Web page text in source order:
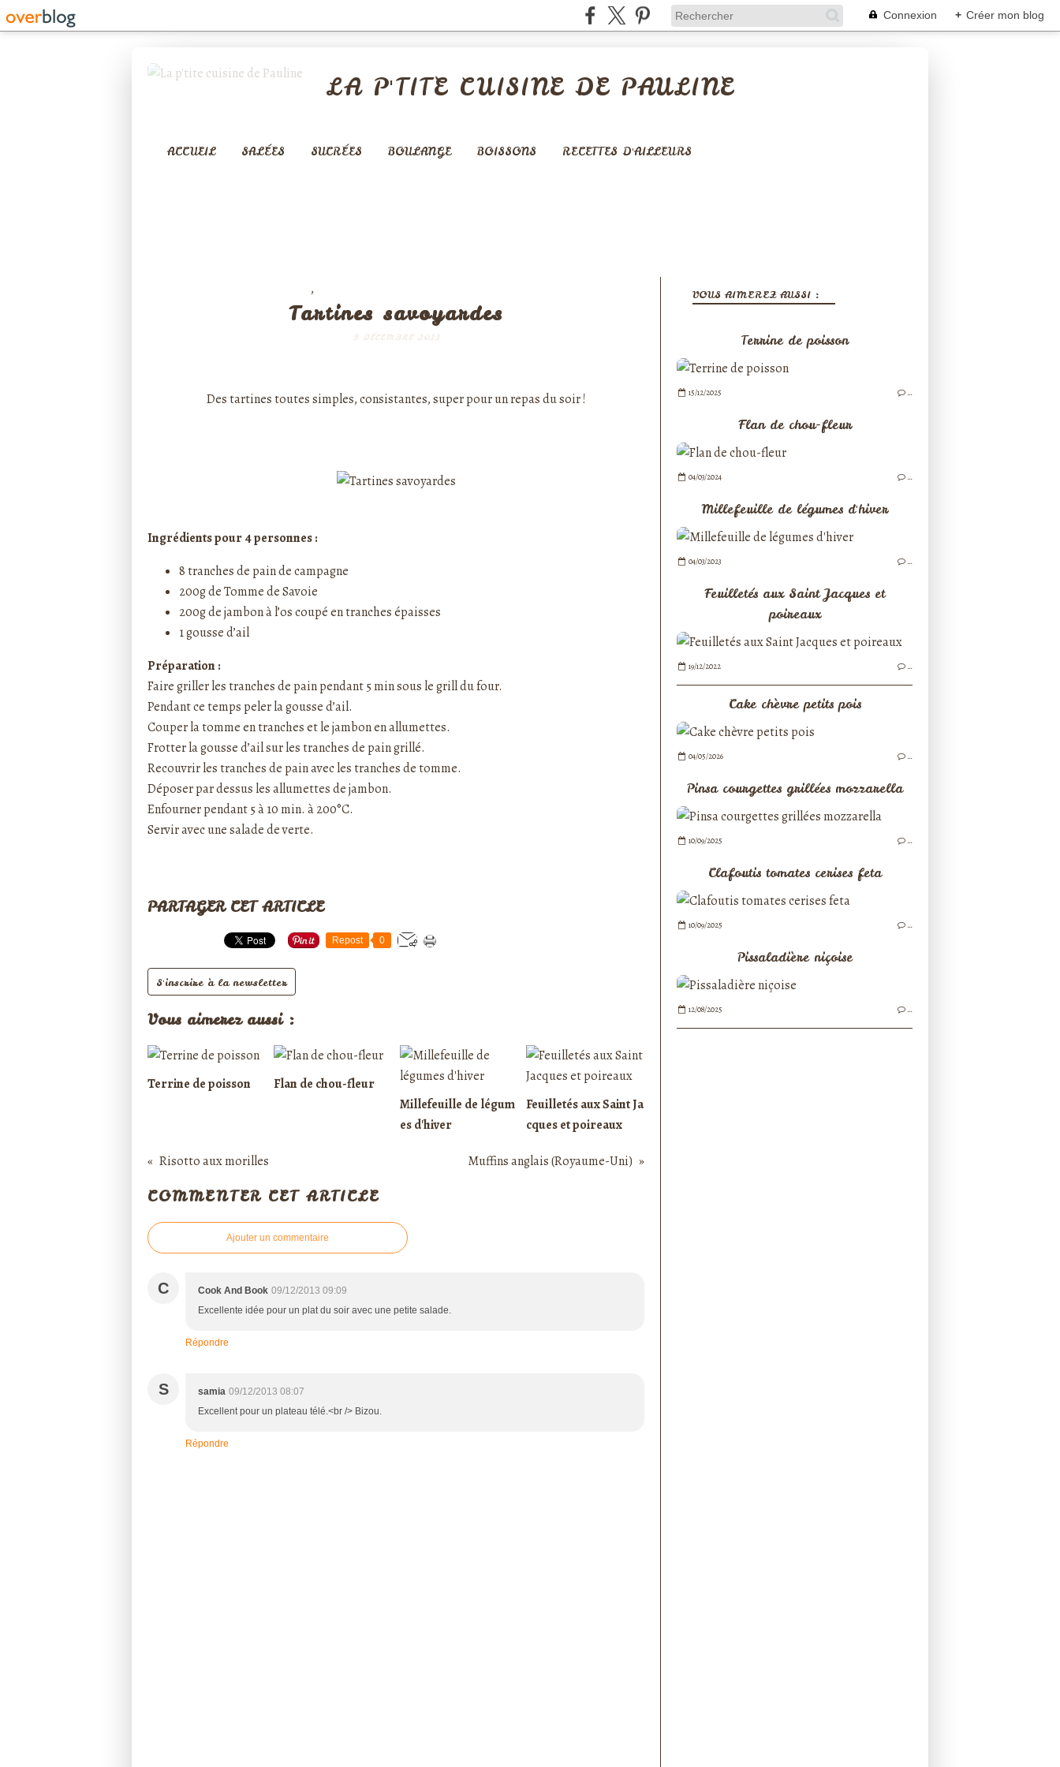
Connexion + Créer mon blog
LA P'TITE CUISINE DE PAULINE
ACCUEIL SALÉES SUCRÉES BOULANGE BOISSONS RECETTES D'AILLEURS
,
Tartines savoyardes
9 DÉCEMBRE 2013
Des tartines toutes simples, consistantes, super pour un repas du soir !
Ingrédients pour 4 personnes :
8 tranches de pain de campagne
200g de Tomme de Savoie
200g de jambon à l’os coupé en tranches épaisses
1 gousse d’ail
Préparation :
Faire griller les tranches de pain pendant 5 min sous le grill du four.
Pendant ce temps peler la gousse d’ail.
Couper la tomme en tranches et le jambon en allumettes.
Frotter la gousse d’ail sur les tranches de pain grillé.
Recouvrir les tranches de pain avec les tranches de tomme.
Déposer par dessus les allumettes de jambon.
Enfourner pendant 5 à 10 min. à 200°C.
Servir avec une salade de verte.
PARTAGER CET ARTICLE
Repost 0
S'inscrire à la newsletter
Vous aimerez aussi :
Terrine de poisson
Flan de chou-fleur
Millefeuille de légum
es d'hiver
Feuilletés aux Saint Ja
cques et poireaux
Risotto aux morilles Muffins anglais (Royaume-Uni)
COMMENTER CET ARTICLE
Ajouter un commentaire
C Cook And Book 09/12/2013 09:09
Excellente idée pour un plat du soir avec une petite salade.
Répondre
S samia 09/12/2013 08:07
Excellent pour un plateau télé.<br /> Bizou.
Répondre
VOUS AIMEREZ AUSSI :
Terrine de poisson
15/12/2025 …
Flan de chou-fleur
04/03/2024 …
Millefeuille de légumes d'hiver
04/03/2023 …
Feuilletés aux Saint Jacques et
poireaux
19/12/2022 …
Cake chèvre petits pois
04/05/2026 …
Pinsa courgettes grillées mozzarella
10/09/2025 …
Clafoutis tomates cerises feta
10/09/2025 …
Pissaladière niçoise
12/08/2025 …